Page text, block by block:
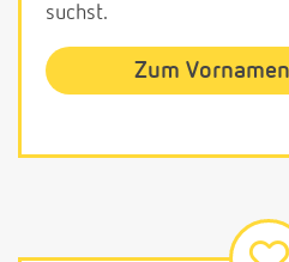
suchst.
Zum